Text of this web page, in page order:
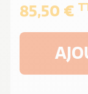
85,50 €